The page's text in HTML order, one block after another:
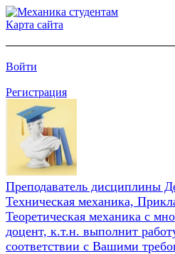
Карта сайта
Войти
Регистрация
Преподаватель дисциплины
Техническая механика,
Теоретическая механика с
доцент, к.т.н. выполнит
соответствии с Вашими